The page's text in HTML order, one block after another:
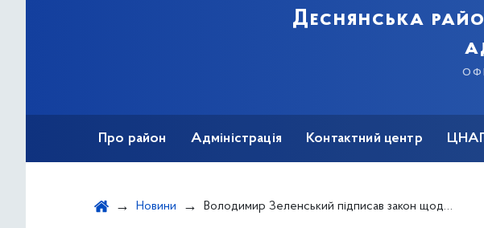
Деснянська
Про район Адміністрація Контактний центр
Новини Володимир Зеленський підписав закон щодо перерозподілу 1,17 млрд грн на розвиток та утримання автодоріг загального користування